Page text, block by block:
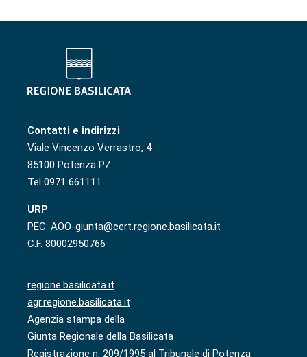
Contatti e indirizzi
Viale Vincenzo Verrastro, 4
85100 Potenza PZ
Tel 0971 661111
URP
PEC: AOO-giunta@cert.regione.basilicata.it
C.F. 80002950766
regione.basilicata.it
agr.regione.basilicata.it
Agenzia stampa della
Giunta Regionale della Basilicata
Registrazione n. 209/1995 al Tribunale di Potenza